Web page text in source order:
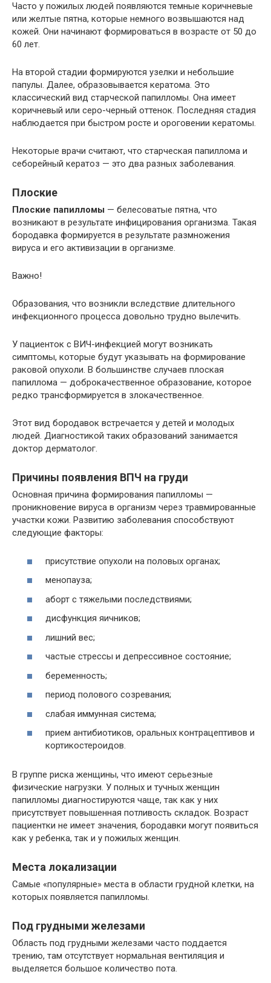
Часто у пожилых людей появляются темные коричневые
или желтые пятна, которые немного возвышаются над
кожей. Они начинают формироваться в возрасте от 50 до
60 лет.
На второй стадии формируются узелки и небольшие
папулы. Далее, образовывается кератома. Это
классический вид старческой папилломы. Она имеет
коричневый или серо-черный оттенок. Последняя стадия
наблюдается при быстром росте и ороговении кератомы.
Некоторые врачи считают, что старческая папиллома и
себорейный кератоз — это два разных заболевания.
Плоские
Плоские папилломы — белесоватые пятна, что
возникают в результате инфицирования организма. Такая
бородавка формируется в результате размножения
вируса и его активизации в организме.
Важно!
Образования, что возникли вследствие длительного
инфекционного процесса довольно трудно вылечить.
У пациенток с ВИЧ-инфекцией могут возникать
симптомы, которые будут указывать на формирование
раковой опухоли. В большинстве случаев плоская
папиллома — доброкачественное образование, которое
редко трансформируется в злокачественное.
Этот вид бородавок встречается у детей и молодых
людей. Диагностикой таких образований занимается
доктор дерматолог.
Причины появления ВПЧ на груди
Основная причина формирования папилломы —
проникновение вируса в организм через травмированные
участки кожи. Развитию заболевания способствуют
следующие факторы:
присутствие опухоли на половых органах;
менопауза;
аборт с тяжелыми последствиями;
дисфункция яичников;
лишний вес;
частые стрессы и депрессивное состояние;
беременность;
период полового созревания;
слабая иммунная система;
прием антибиотиков, оральных контрацептивов и
кортикостероидов.
В группе риска женщины, что имеют серьезные
физические нагрузки. У полных и тучных женщин
папилломы диагностируются чаще, так как у них
присутствует повышенная потливость складок. Возраст
пациентки не имеет значения, бородавки могут появиться
как у ребенка, так и у пожилых женщин.
Места локализации
Самые «популярные» места в области грудной клетки, на
которых появляется папилломы.
Под грудными железами
Область под грудными железами часто поддается
трению, там отсутствует нормальная вентиляция и
выделяется большое количество пота.